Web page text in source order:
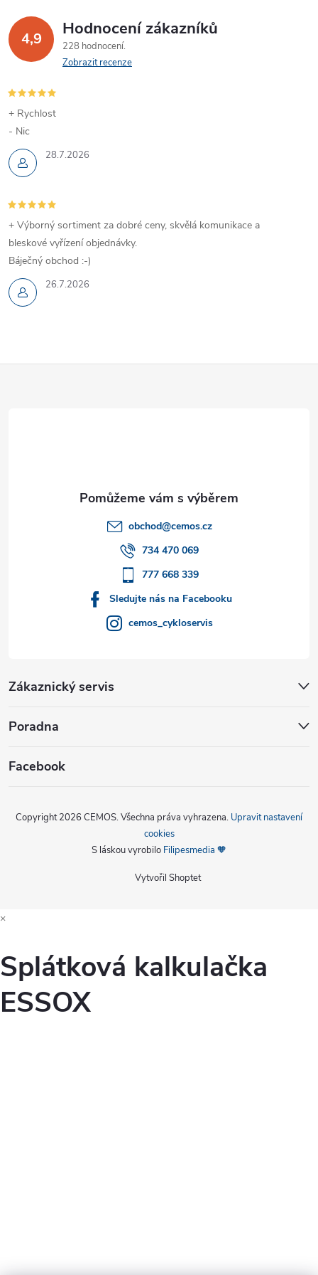
4,9 Hodnocení zákazníků
228 hodnocení
Zobrazit recenze
28.7.2026
+ Rychlost
- Nic
26.7.2026
+ Výborný sortiment za dobré ceny, skvělá komunikace a
bleskové vyřízení objednávky.
Báječný obchod :-)
obchod@cemos.cz
734 470 069
777 668 339
Sledujte nás na Facebooku
cemos_cykloservis
Zákaznický servis
Poradna
Facebook
Vytvořil Shoptet
Copyright 2026 CEMOS. Všechna práva vyhrazena. Upravit nastavení
cookies
S láskou vyrobilo Filipesmedia 🧡
×
Splátková kalkulačka
ESSOX